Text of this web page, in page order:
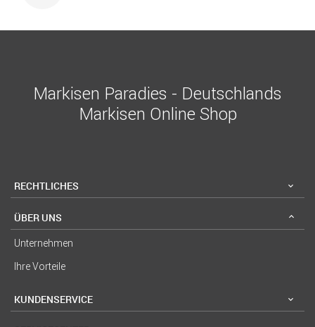
Markisen Paradies - Deutschlands
Markisen Online Shop
RECHTLICHES
ÜBER UNS
Unternehmen
Ihre Vorteile
KUNDENSERVICE